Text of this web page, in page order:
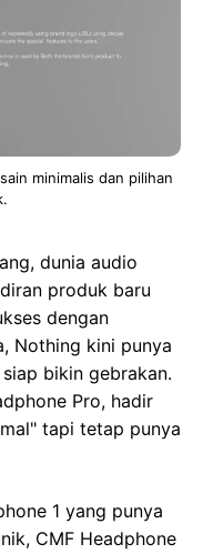
minimalis dan pilihan
dunia audio
produk baru
dengan
Nothing kini punya
bikin gebrakan.
Pro, hadir
tapi tetap punya
1 yang punya
CMF Headphone